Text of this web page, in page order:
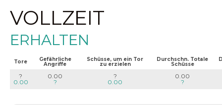
VOLLZEIT
ERHALTEN
Tore Gefährliche
Angriffe
Schüsse, um ein Tor
zu erzielen
Durchschn. Totale
Schüsse
?
0.00
0.00
?
?
0.00
0.00
?